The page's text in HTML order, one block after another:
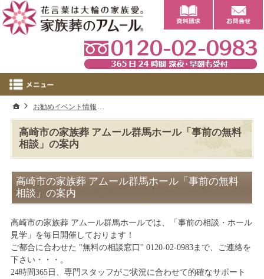
高崎市の家族葬 アムール群馬ホール「事前の無料
相談」の案内
高崎市の家族葬 アムール群馬ホール「事前の無料
相談」の案内
高崎市の家族葬 アムール群馬ホールでは、「事前の相談・ホール
見学」を毎日開催しております！
ご都合に合わせた "無料の相談窓口" 0120-02-0983まで、ご連絡を
下さい・・・。
24時間365日、専門スタッフがご状況に合わせて的確なサポート
ホーム
お勧めイベント情報